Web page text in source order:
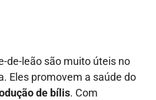
de-leão são muito úteis no
Eles promovem a saúde do
de bílis. Com